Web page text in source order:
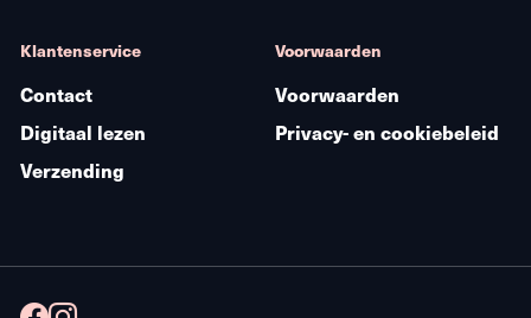
Klantenservice
Contact
Digitaal lezen
Verzending
Voorwaarden
Voorwaarden
Privacy- en cookiebeleid